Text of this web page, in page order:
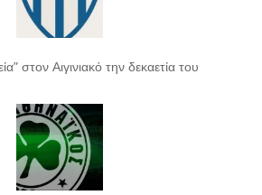
στον Αιγινιακό την δεκαετία του